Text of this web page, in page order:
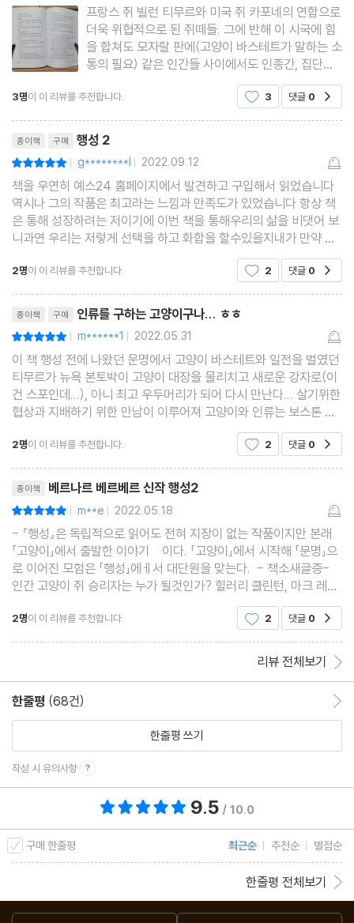
프랑스 쥐 빌런 티무르와 미국 쥐 카포네의 연합으로
더욱 위협적으로 된 쥐떼들. 그에 반해 이 시국에 힘
을 합쳐도 모자랄 판에(고양이 바스테트가 말하는 소
통의 필요) 같은 인간들 사이에서도 인종간, 집단간,
계층간 의견차이로 타워 생존자들의 갈등과 반목이
계속 된다. 이미 많은 동료들을 잃었지만 바스테트
는 좌절하지 않고 나름 상황을 타개하려고 분투한다.
로봇 고양이
3명이 이 리뷰를 추천합니다. 3 댓글 0
종이책 구매 행성 2
| g********l | 2022.09.12
책을 우연히 예스24 홈페이지에서 발견하고 구입해서 읽었습니다
역시나 그의 작품은 최고라는 느낌과 만족도가 있었습니다 항상 책
은 통해 성장하려는 저이기에 이번 책을 통해우리의 삶을 비댓어 보
니과연 우리는 저렇게 선택을 하고 화합을 할수있을지내가 만약 주
인공이라면 자식이 있는데 할수 있을지많은 생각이 들었던 책이였
습니다.그, 베르나르 베르베르 다시금 책이 기다려집
2명이 이 리뷰를 추천합니다. 2 댓글 0
종이책 구매 인류를 구하는 고양이구나... ㅎㅎ
| m******1 | 2022.05.31
이 책 행성 전에 나왔던 운명에서 고양이 바스테트와 일전을 벌였던
티무르가 뉴욕 본토박이 고양이 대장을 물리치고 새로운 강자로(이
건 스포인데...), 아니 최고 우두머리가 되어 다시 만난다... 살기위한
협상과 지배하기 위한 만남이 이루어져 고양이와 인류는 보스톤 어
또 나온다. 세계적으로 이 작가 베르나
2명이 이 리뷰를 추천합니다. 2 댓글 0
종이책 베르나르 베르베르 신작 행성2
| m**e | 2022.05.18
- 『행성』은 독립적으로 읽어도 전혀 지장이 없는 작품이지만 본래
「고양이」에서 출발한 이야기 이다. 「고양이」에서 시작해 「문명」으
로 이어진 모험은 「행성」에ㅔ서 대단원을 맞는다. - 책소새글증-
인간 고양이 쥐 승리자는 누가 될것인가? 힐러리 클린턴, 마크 레이
간의 비중이 크게 늘어 났다는데 기
2명이 이 리뷰를 추천합니다. 2 댓글 0
리뷰 전체보기
한줄평 (68건)
한줄평 쓰기
작성 시 유의사항
9.5 / 10.0
구매 한줄평 최근순 추천순 별점순
한줄평 전체보기